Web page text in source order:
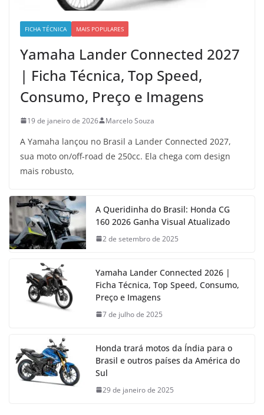
FICHA TÉCNICA MAIS POPULARES
Yamaha Lander Connected 2027
| Ficha Técnica, Top Speed,
Consumo, Preço e Imagens
19 de janeiro de 2026 Marcelo Souza
A Yamaha lançou no Brasil a Lander Connected 2027,
sua moto on/off-road de 250cc. Ela chega com design
mais robusto,
A Queridinha do Brasil: Honda CG
160 2026 Ganha Visual Atualizado
2 de setembro de 2025
Yamaha Lander Connected 2026 |
Ficha Técnica, Top Speed, Consumo,
Preço e Imagens
7 de julho de 2025
Honda trará motos da Índia para o
Brasil e outros países da América do
Sul
29 de janeiro de 2025